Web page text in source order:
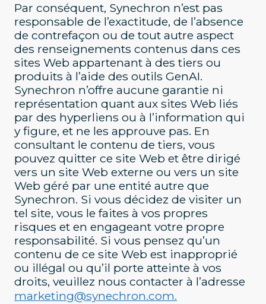
Par conséquent, Synechron n’est pas
responsable de l’exactitude, de l’absence
de contrefaçon ou de tout autre aspect
des renseignements contenus dans ces
sites Web appartenant à des tiers ou
produits à l’aide des outils GenAI.
Synechron n’offre aucune garantie ni
représentation quant aux sites Web liés
par des hyperliens ou à l’information qui
y figure, et ne les approuve pas. En
consultant le contenu de tiers, vous
pouvez quitter ce site Web et être dirigé
vers un site Web externe ou vers un site
Web géré par une entité autre que
Synechron. Si vous décidez de visiter un
tel site, vous le faites à vos propres
risques et en engageant votre propre
responsabilité. Si vous pensez qu’un
contenu de ce site Web est inapproprié
ou illégal ou qu’il porte atteinte à vos
droits, veuillez nous contacter à l’adresse
marketing@synechron.com.